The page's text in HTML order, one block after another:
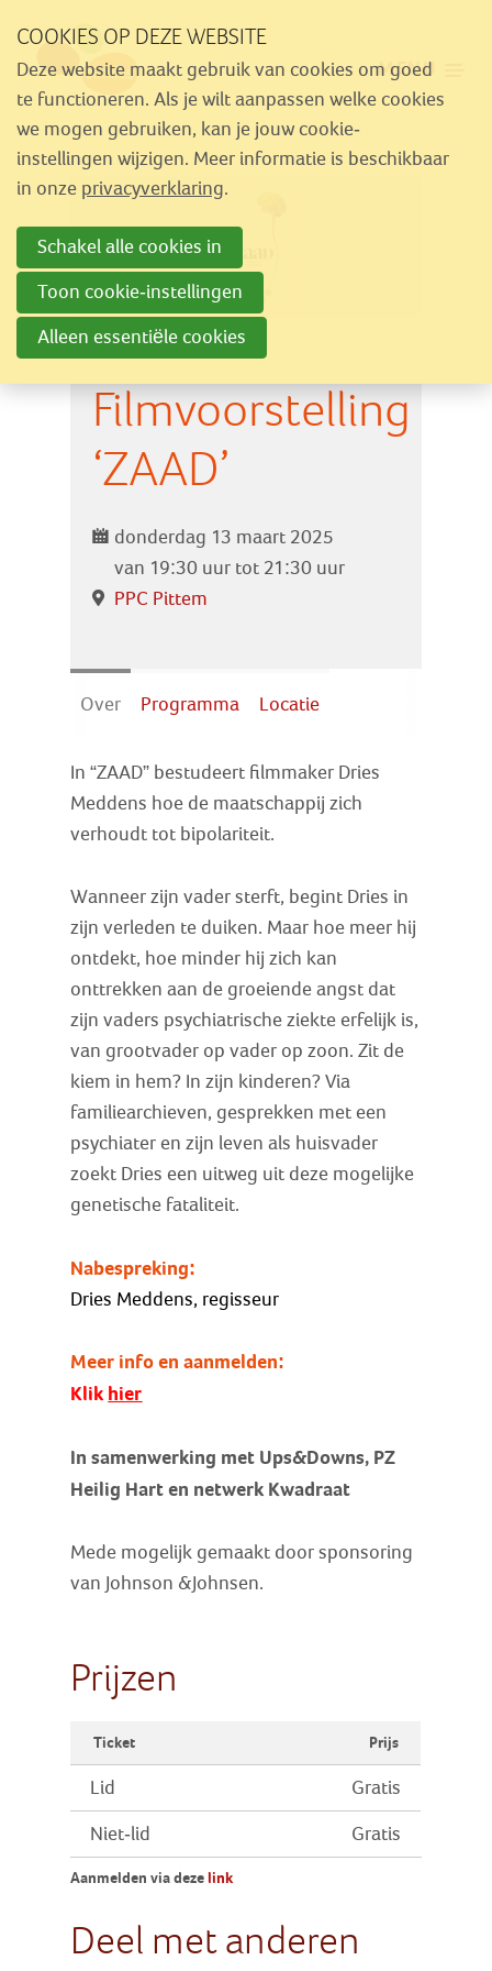
links
over
Spring
naar
navigatie
naar
hoofdinhoud
MENU
Filmvoorstelling
‘ZAAD’
donderdag 13 maart 2025
van 19:30 uur tot 21:30 uur
PPC Pittem
Over Programma Locatie
In “ZAAD” bestudeert filmmaker Dries
Meddens hoe de maatschappij zich
verhoudt tot bipolariteit.
Wanneer zijn vader sterft, begint Dries in
zijn verleden te duiken. Maar hoe meer hij
ontdekt, hoe minder hij zich kan
onttrekken aan de groeiende angst dat
zijn vaders psychiatrische ziekte erfelijk is,
van grootvader op vader op zoon. Zit de
kiem in hem? In zijn kinderen? Via
familiearchieven, gesprekken met een
psychiater en zijn leven als huisvader
zoekt Dries een uitweg uit deze mogelijke
genetische fataliteit.
Nabespreking:
Dries Meddens, regisseur
Meer info en aanmelden:
Klik hier
In samenwerking met Ups&Downs, PZ
Heilig Hart en netwerk Kwadraat
Mede mogelijk gemaakt door sponsoring
van Johnson &Johnsen.
Prijzen
Ticket Prijs
Lid Gratis
Niet-lid Gratis
Aanmelden via dezelink
Deel met anderen
Aanbod
Nieuws
Activiteiten
Over Similes
Contact
Lid worden
Vrijwilliger worden
Inloggen
COOKIES OP DEZE WEBSITE
Deze website maakt gebruik van cookies om goed
te functioneren. Als je wilt aanpassen welke cookies
we mogen gebruiken, kan je jouw cookie-
instellingen wijzigen. Meer informatie is beschikbaar
in onze privacyverklaring.
Schakel alle cookies in
Toon cookie-instellingen
Alleen essentiële cookies